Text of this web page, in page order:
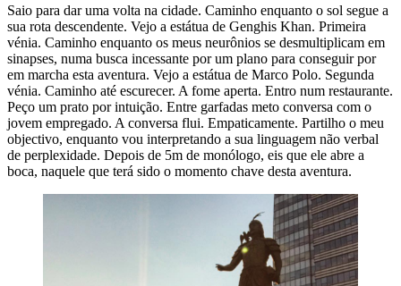
Saio para dar uma volta na cidade. Caminho enquanto o sol segue a
sua rota descendente. Vejo a estátua de Genghis Khan. Primeira
vénia. Caminho enquanto os meus neurônios se desmultiplicam em
sinapses, numa busca incessante por um plano para conseguir por
em marcha esta aventura. Vejo a estátua de Marco Polo. Segunda
vénia. Caminho até escurecer. A fome aperta. Entro num restaurante.
Peço um prato por intuição. Entre garfadas meto conversa com o
jovem empregado. A conversa flui. Empaticamente. Partilho o meu
objectivo, enquanto vou interpretando a sua linguagem não verbal
de perplexidade. Depois de 5m de monólogo, eis que ele abre a
boca, naquele que terá sido o momento chave desta aventura.